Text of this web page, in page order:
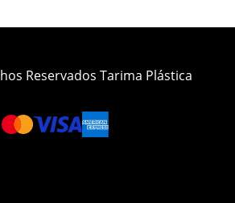
Reservados Tarima Plástica